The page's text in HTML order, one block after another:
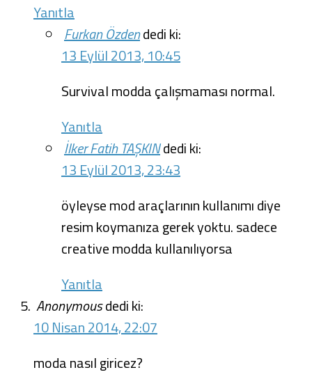
Yanıtla
Furkan Özdendedi ki:
13 Eylül 2013, 10:45
Survival modda çalışmaması normal.
Yanıtla
İlker Fatih TAŞKINdedi ki:
13 Eylül 2013, 23:43
öyleyse mod araçlarının kullanımı diye
resim koymanıza gerek yoktu. sadece
creative modda kullanılıyorsa
Yanıtla
Anonymousdedi ki:
10 Nisan 2014, 22:07
moda nasıl giricez?